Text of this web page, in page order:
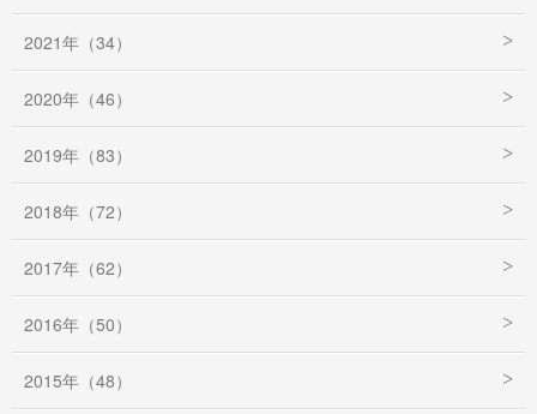
2021年（34）
2020年（46）
2019年（83）
2018年（72）
2017年（62）
2016年（50）
2015年（48）